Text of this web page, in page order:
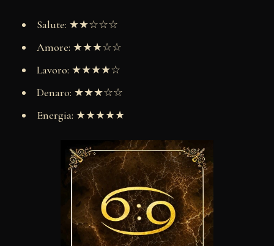
Salute: ★★☆☆☆
Amore: ★★★☆☆
Lavoro: ★★★★☆
Denaro: ★★★☆☆
Energia: ★★★★★